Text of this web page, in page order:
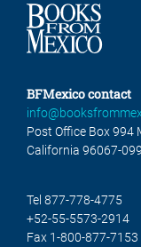
BFMexico contact
Post Office Box 994
California 96067-
Tel 877-778-4775
+52-55-5573-2914
Fax 1-800-877-7153